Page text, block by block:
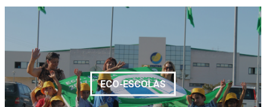
ECO-ESCOLAS